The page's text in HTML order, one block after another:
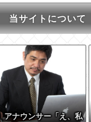
当サイトについて
アナウンサー「え、私